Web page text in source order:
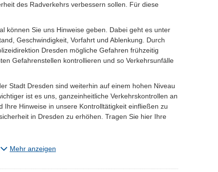
des Radverkehrs verbessern sollen. Für diese
können Sie uns Hinweise geben. Dabei geht es unter
Geschwindigkeit, Vorfahrt und Ablenkung. Durch
Dresden mögliche Gefahren frühzeitig
Gefahrenstellen kontrollieren und so Verkehrsunfälle
Stadt Dresden sind weiterhin auf einem hohen Niveau
ist es uns, ganzeinheitliche Verkehrskontrollen an
Ihre Hinweise in unsere Kontrolltätigkeit einfließen zu
in Dresden zu erhöhen. Tragen Sie hier Ihre
anzeigen möchten, nutzen Sie bitte hierzu
Mehr anzeigen